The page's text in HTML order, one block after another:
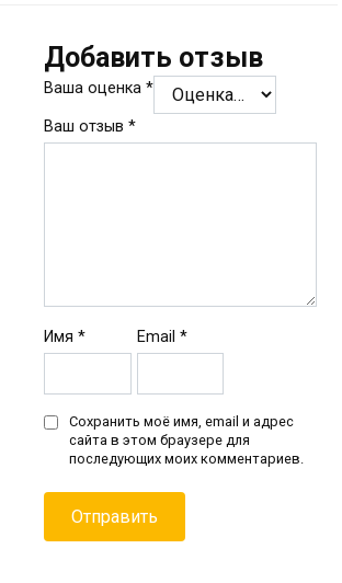
Добавить отзыв
Ваша оценка*
Ваш отзыв*
Имя* Email *
Сохранить моё имя, email и адрес
сайта в этом браузере для
последующих моих комментариев.